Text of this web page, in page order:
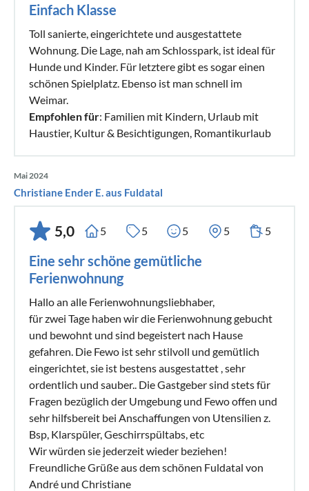
Einfach Klasse
Toll sanierte, eingerichtete und ausgestattete
Wohnung. Die Lage, nah am Schlosspark, ist ideal für
Hunde und Kinder. Für letztere gibt es sogar einen
schönen Spielplatz. Ebenso ist man schnell im
Weimar.
Empfohlen für: Familien mit Kindern, Urlaub mit
Haustier, Kultur & Besichtigungen, Romantikurlaub
Mai 2024
Christiane Ender E. aus Fuldatal
5,0 5 5 5 5 5
Eine sehr schöne gemütliche
Ferienwohnung
Hallo an alle Ferienwohnungsliebhaber,
für zwei Tage haben wir die Ferienwohnung gebucht
und bewohnt und sind begeistert nach Hause
gefahren. Die Fewo ist sehr stilvoll und gemütlich
eingerichtet, sie ist bestens ausgestattet , sehr
ordentlich und sauber.. Die Gastgeber sind stets für
Fragen bezüglich der Umgebung und Fewo offen und
sehr hilfsbereit bei Anschaffungen von Utensilien z.
Bsp, Klarspüler, Geschirrspültabs, etc
Wir würden sie jederzeit wieder beziehen!
Freundliche Grüße aus dem schönen Fuldatal von
André und Christiane